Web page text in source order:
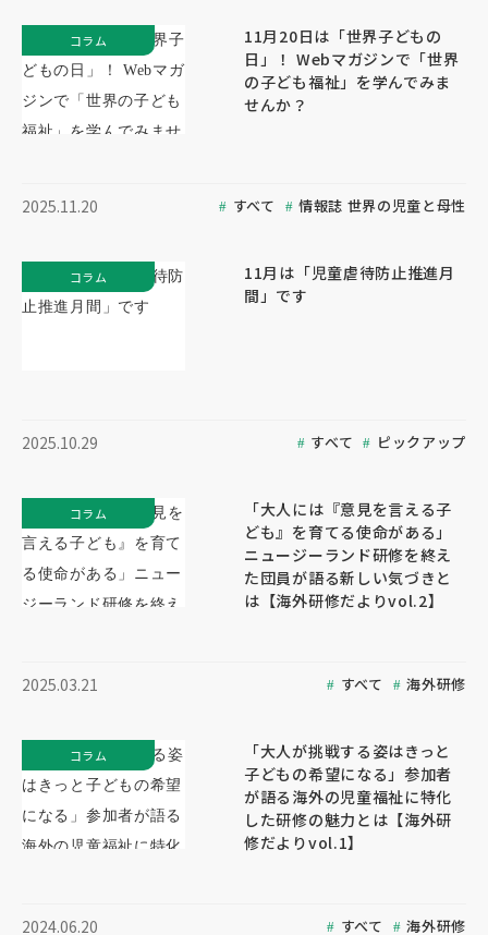
11月20日は「世界子どもの
日」！ Webマガジンで「世界
の子ども福祉」を学んでみま
せんか？
2025.11.20 すべて 情報誌 世界の児童と母性
コラム
11月は「児童虐待防止推進月
間」です
2025.10.29 すべて ピックアップ
コラム
「大人には『意見を言える子
ども』を育てる使命がある」
ニュージーランド研修を終え
た団員が語る新しい気づきと
は【海外研修だよりvol.2】
2025.03.21 すべて 海外研修
コラム
「大人が挑戦する姿はきっと
子どもの希望になる」参加者
が語る海外の児童福祉に特化
した研修の魅力とは【海外研
修だよりvol.1】
2024.06.20 すべて 海外研修
コラム